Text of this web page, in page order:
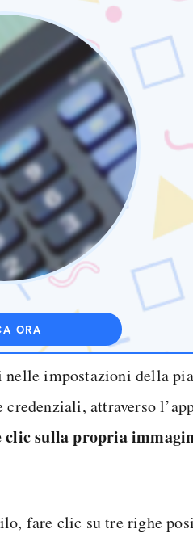
ORA
nelle impostazioni della
credenziali, attraverso
clic sulla propria
fare clic su tre righe